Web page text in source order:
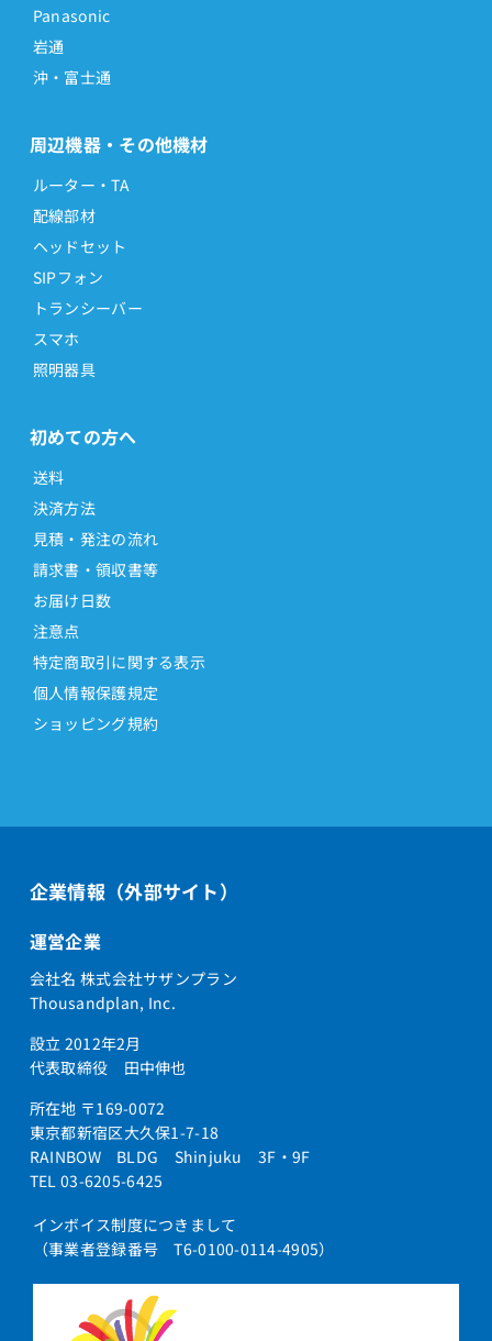
Panasonic
岩通
沖・富士通
周辺機器・その他機材
ルーター・TA
配線部材
ヘッドセット
SIPフォン
トランシーバー
スマホ
照明器具
初めての方へ
送料
決済方法
見積・発注の流れ
請求書・領収書等
お届け日数
注意点
特定商取引に関する表示
個人情報保護規定
ショッピング規約
企業情報（外部サイト）
運営企業
会社名 株式会社サザンプラン
Thousandplan, Inc.
設立 2012年2月
代表取締役 田中伸也
所在地 〒169-0072
東京都新宿区大久保1-7-18
RAINBOW BLDG Shinjuku 3F・9F
TEL 03-6205-6425
インボイス制度につきまして
（事業者登録番号 T6-0100-0114-4905）